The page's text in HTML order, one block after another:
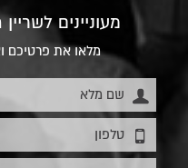
מעוניינים
מלאו את פרטיכם